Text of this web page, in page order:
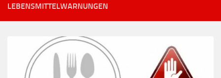
LEBENSMITTELWARNUNGEN